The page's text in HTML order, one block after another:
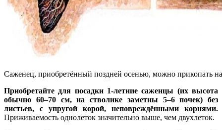
Саженец, приобретённый поздней осенью, можно прикопать
Приобретайте для посадки 1-летние саженцы (их высота
обычно 60–70 см, на стволике заметны 5–6 почек) без
листьев, с упругой корой, неповреждёнными корнями.
Приживаемость однолеток значительно выше, чем двухлеток.